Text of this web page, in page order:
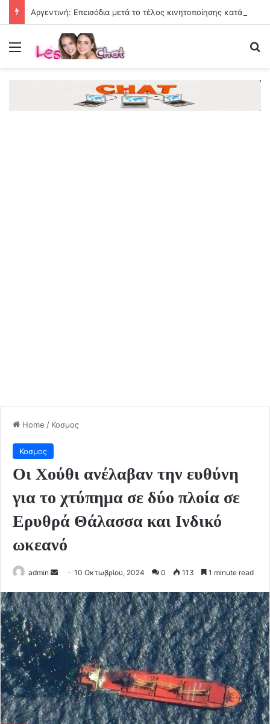
Menu
Home / Κοσμος
Κοσμος
Οι Χούθι ανέλαβαν την ευθύνη
για το χτύπημα σε δύο πλοία σε
Ερυθρά Θάλασσα και Ινδικό
ωκεανό
admin
Send
email
10 Οκτωβρίου, 2024 0 113 1 minute read